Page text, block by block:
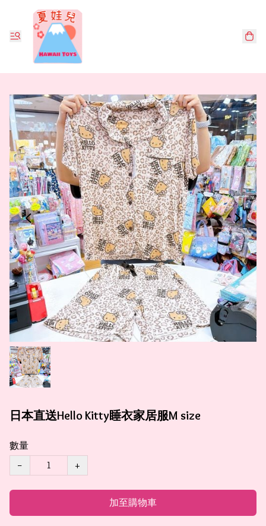
日本直送Hello Kitty睡衣家居服M size
數量
−
+
加至購物車